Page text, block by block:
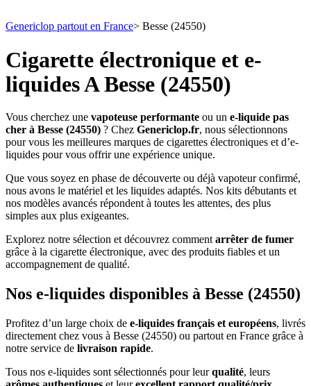
Genericlop partout en France> Besse (24550)
Cigarette électronique et e-
liquides A Besse (24550)
Vous cherchez une vapoteuse performante ou un e-liquide pas
cher à Besse (24550) ? Chez Genericlop.fr, nous sélectionnons
pour vous les meilleures marques de cigarettes électroniques et d’e-
liquides pour vous offrir une expérience unique.
Que vous soyez en phase de découverte ou déjà vapoteur confirmé,
nous avons le matériel et les liquides adaptés. Nos kits débutants et
nos modèles avancés répondent à toutes les attentes, des plus
simples aux plus exigeantes.
Explorez notre sélection et découvrez comment arrêter de fumer
grâce à la cigarette électronique, avec des produits fiables et un
accompagnement de qualité.
Nos e-liquides disponibles à Besse (24550)
Profitez d’un large choix de e-liquides français et européens, livrés
directement chez vous à Besse (24550) ou partout en France grâce à
notre service de livraison rapide.
Tous nos e-liquides sont sélectionnés pour leurqualité, leurs